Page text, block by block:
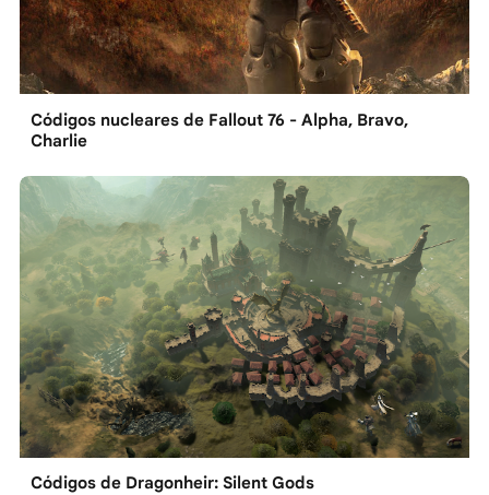
Códigos nucleares de Fallout 76 - Alpha, Bravo,
Charlie
Códigos de Dragonheir: Silent Gods